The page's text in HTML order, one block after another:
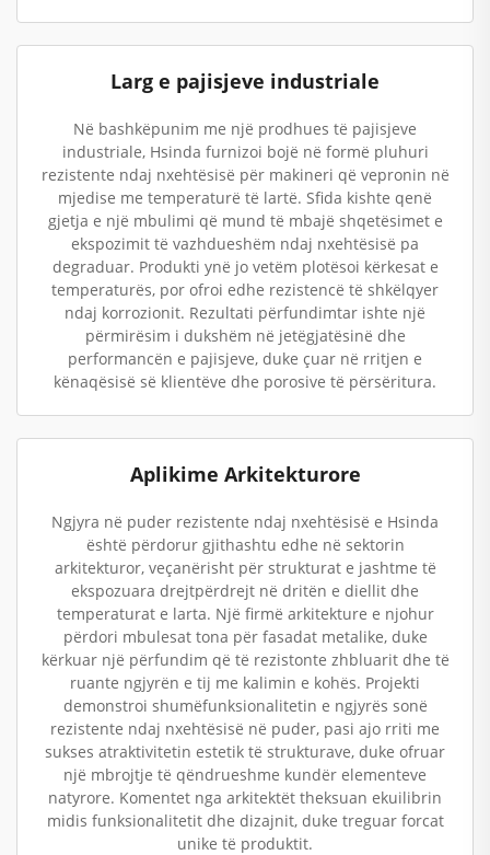
Larg e pajisjeve industriale
Në bashkëpunim me një prodhues të pajisjeve
industriale, Hsinda furnizoi bojë në formë pluhuri
rezistente ndaj nxehtësisë për makineri që vepronin në
mjedise me temperaturë të lartë. Sfida kishte qenë
gjetja e një mbulimi që mund të mbajë shqetësimet e
ekspozimit të vazhdueshëm ndaj nxehtësisë pa
degraduar. Produkti ynë jo vetëm plotësoi kërkesat e
temperaturës, por ofroi edhe rezistencë të shkëlqyer
ndaj korrozionit. Rezultati përfundimtar ishte një
përmirësim i dukshëm në jetëgjatësinë dhe
performancën e pajisjeve, duke çuar në rritjen e
kënaqësisë së klientëve dhe porosive të përsëritura.
Aplikime Arkitekturore
Ngjyra në puder rezistente ndaj nxehtësisë e Hsinda
është përdorur gjithashtu edhe në sektorin
arkitekturor, veçanërisht për strukturat e jashtme të
ekspozuara drejtpërdrejt në dritën e diellit dhe
temperaturat e larta. Një firmë arkitekture e njohur
përdori mbulesat tona për fasadat metalike, duke
kërkuar një përfundim që të rezistonte zhbluarit dhe të
ruante ngjyrën e tij me kalimin e kohës. Projekti
demonstroi shumëfunksionalitetin e ngjyrës sonë
rezistente ndaj nxehtësisë në puder, pasi ajo rriti me
sukses atraktivitetin estetik të strukturave, duke ofruar
një mbrojtje të qëndrueshme kundër elementeve
natyrore. Komentet nga arkitektët theksuan ekuilibrin
midis funksionalitetit dhe dizajnit, duke treguar forcat
unike të produktit.